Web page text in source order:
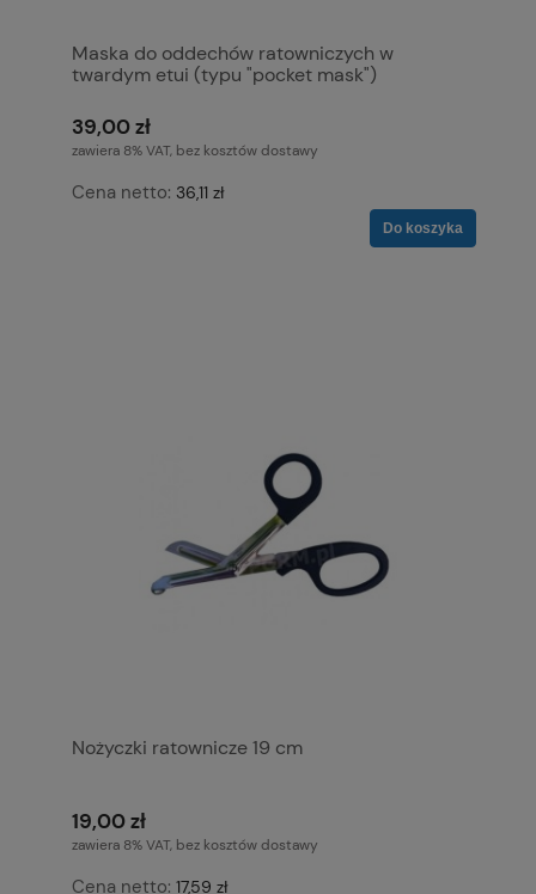
Maska do oddechów ratowniczych w
twardym etui (typu "pocket mask")
39,00 zł
zawiera 8% VAT, bez kosztów dostawy
Cena netto: 36,11 zł
Do koszyka
Nożyczki ratownicze 19 cm
19,00 zł
zawiera 8% VAT, bez kosztów dostawy
Cena netto: 17,59 zł